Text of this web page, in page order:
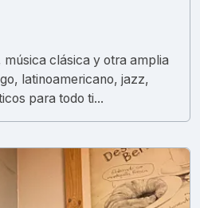
clásica y otra amplia
latinoamericano, jazz,
para todo ti...